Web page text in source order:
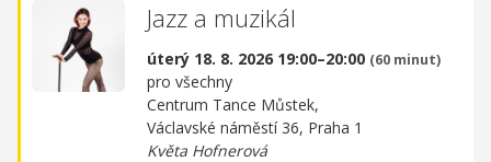
Jazz a muzikál
úterý 18. 8. 2026 19:00–20:00 (60 minut)
pro všechny
Centrum Tance Můstek,
Václavské náměstí 36, Praha 1
Květa Hofnerová